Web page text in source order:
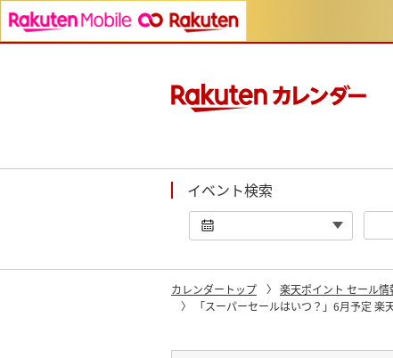
イベント検索
カレンダートップ
楽天ポイント セール情
「スーパーセールはいつ？」6月予定